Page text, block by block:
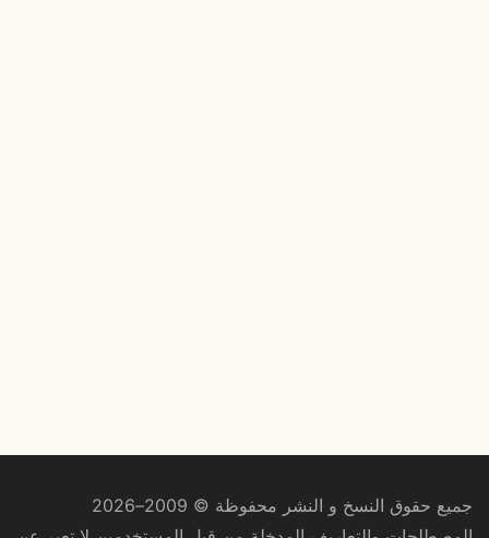
جميع حقوق النسخ و النشر محفوظة © 2009–2026